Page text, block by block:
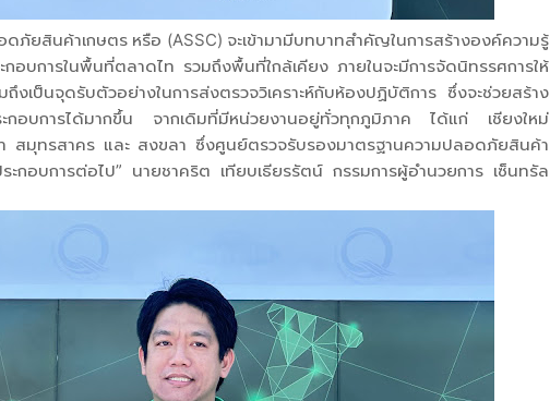
ภัยสินค้าเกษตร หรือ (ASSC) จะเข้ามามีบทบาทสำคัญในการสร้างองค์ความรู้
กอบการในพื้นที่ตลาดไท รวมถึงพื้นที่ใกล้เคียง ภายในจะมีการจัดนิทรรศการให้
เป็นจุดรับตัวอย่างในการส่งตรวจวิเคราะห์กับห้องปฏิบัติการ ซึ่งจะช่วยสร้าง
ระกอบการได้มากขึ้น จากเดิมที่มีหน่วยงานอยู่ทั่วทุกภูมิภาค ได้แก่ เชียงใหม่
า สมุทรสาคร และ สงขลา ซึ่งศูนย์ตรวจรับรองมาตรฐานความปลอดภัยสินค้า
ะกอบการต่อไป” นายชาคริต เทียบเธียรรัตน์ กรรมการผู้อำนวยการ เซ็นทรัล